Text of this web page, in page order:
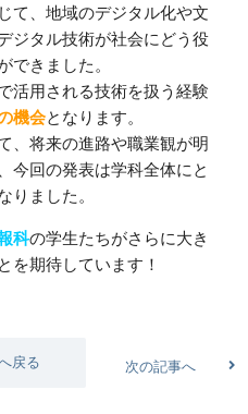
て、地域のデジタル化や文
ジタル技術が社会にどう役
できました。
活用される技術を扱う経験
機会となります。
、将来の進路や職業観が明
今回の発表は学科全体にと
りました。
科の学生たちがさらに大き
を期待しています！
次の記事へ
戻る